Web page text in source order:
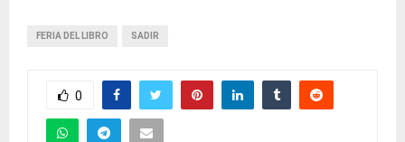
FERIA DEL LIBRO SADIR
0